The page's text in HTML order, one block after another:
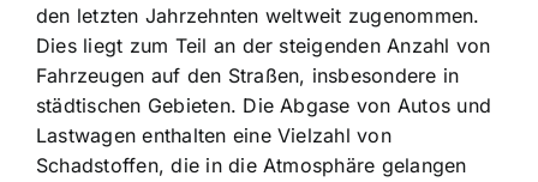
den letzten Jahrzehnten weltweit zugenommen.
Dies liegt zum Teil an der steigenden Anzahl von
Fahrzeugen auf den Straßen, insbesondere in
städtischen Gebieten. Die Abgase von Autos und
Lastwagen enthalten eine Vielzahl von
Schadstoffen, die in die Atmosphäre gelangen